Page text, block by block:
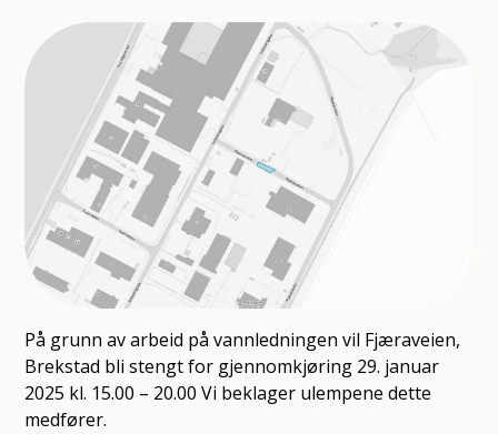
På grunn av arbeid på vannledningen vil Fjæraveien,
Brekstad bli stengt for gjennomkjøring 29. januar
2025 kl. 15.00 – 20.00 Vi beklager ulempene dette
medfører.